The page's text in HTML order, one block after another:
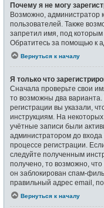
Почему я не могу
Возможно, администратор
пользователей. Также
запретил имя, под которым
Обратитесь за помощью к
Вернуться к началу
Я только что
Сначала проверьте свои
то возможны два
регистрации вы указали,
инструкциям. На
учётные записи были
администратором до
процессе регистрации.
следуйте полученным
получено, то возможно,
он заблокирован спам-
правильный адрес email,
Вернуться к началу